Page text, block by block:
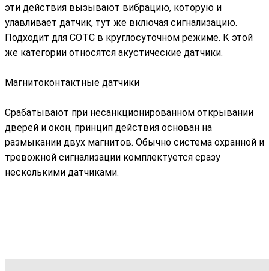
эти действия вызывают вибрацию, которую и
улавливает датчик, тут же включая сигнализацию.
Подходит для СОТС в круглосуточном режиме. К этой
же категории относятся акустические датчики.
Магнитоконтактные датчики
Срабатывают при несанкционированном открывании
дверей и окон, принцип действия основан на
размыкании двух магнитов. Обычно система охранной и
тревожной сигнализации комплектуется сразу
несколькими датчиками.